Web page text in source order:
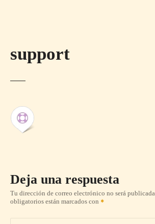
support
Deja una respuesta
Tu dirección de correo electrónico no será publicada.
obligatorios están marcados con